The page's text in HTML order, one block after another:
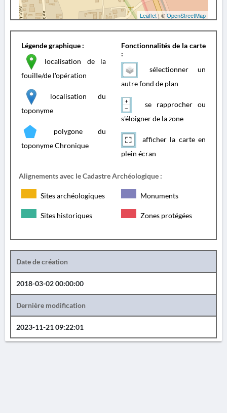
Leaflet| ©OpenStreetMap
Légende graphique :
localisation de la
fouille/de l'opération
localisation du
toponyme
polygone du
toponyme Chronique
Fonctionnalités de la carte
:
sélectionner un
autre fond de plan
se rapprocher ou
s'éloigner de la zone
afficher la carte en
plein écran
Alignements avec le Cadastre Archéologique :
Sites archéologiques Monuments
Sites historiques Zones protégées
Date de création
2018-03-02 00:00:00
Dernière modification
2023-11-21 09:22:01